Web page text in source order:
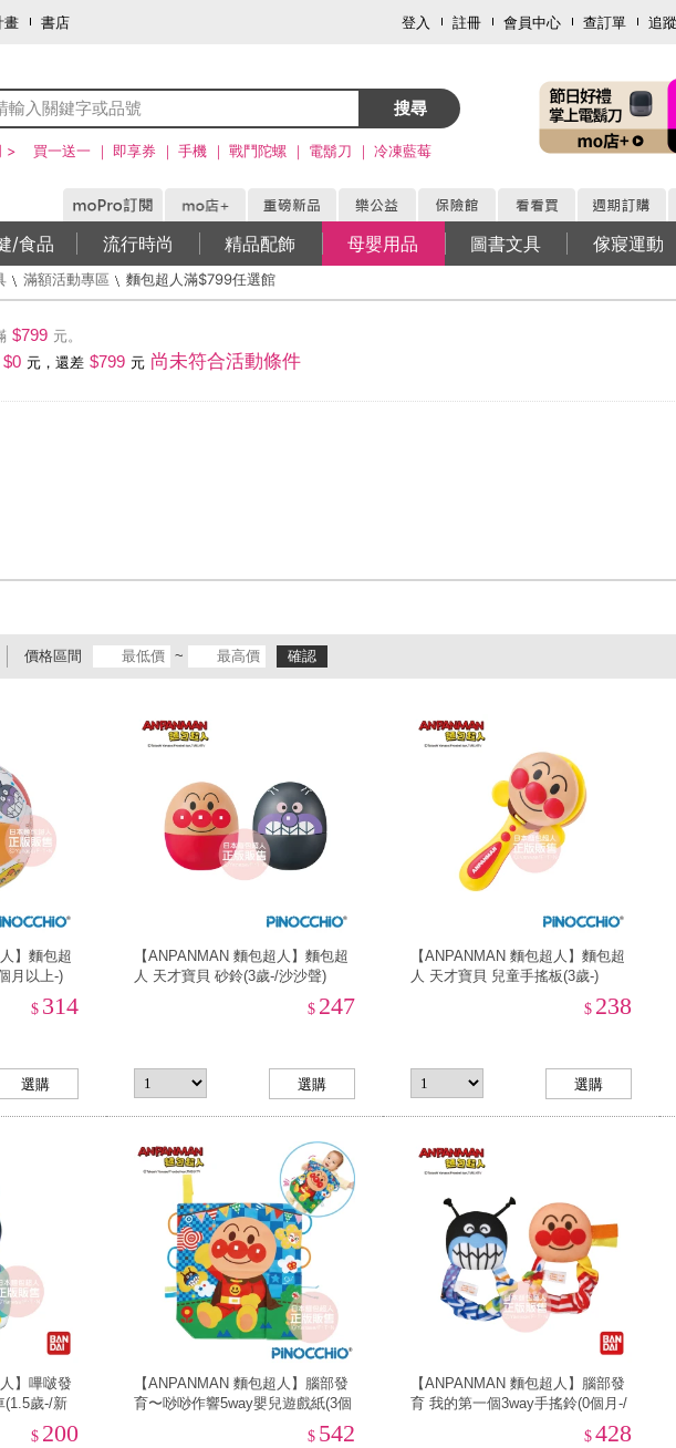
畫 書店 登入 註冊 會員中心 查訂單 追
搜尋
> 買一送一 即享券 手機 戰鬥陀螺 電鬍刀 冷凍藍莓
/食品 流行時尚 精品配飾 母嬰用品 圖書文具 傢寢運動
滿額活動專區 麵包超人滿$799任選館
$799 元。
$0 元，還差 $799 元 尚未符合活動條件
價格區間 ~ 確認
】麵包超
月以上-)
$ 314
【ANPANMAN 麵包超人】麵包超
人 天才寶貝 砂鈴(3歲-/沙沙聲)
$ 247
【ANPANMAN 麵包超人】麵包超
人 天才寶貝 兒童手搖板(3歲-)
$ 238
】嗶啵發
(1.5歲-/新
$ 200
【ANPANMAN 麵包超人】腦部發
育〜唦唦作響5way嬰兒遊戲紙(3個
$ 542
【ANPANMAN 麵包超人】腦部發
育 我的第一個3way手搖鈴(0個月-/
$ 428